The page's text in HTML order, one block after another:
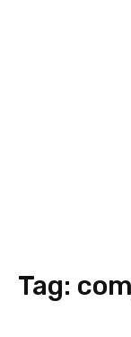
Tag: